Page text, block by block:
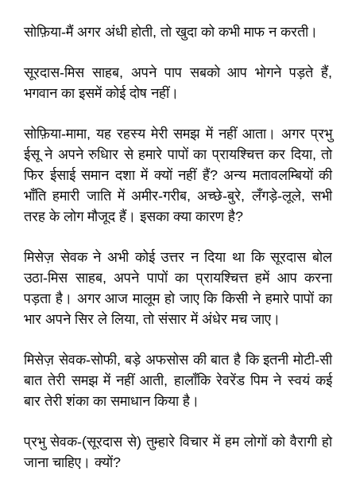
सोफ़िया-मैं अगर अंधी होती, तो खुदा को कभी माफ न करती।
सूरदास-मिस साहब, अपने पाप सबको आप भोगने पड़ते हैं,
भगवान का इसमें कोई दोष नहीं।
सोफ़िया-मामा, यह रहस्य मेरी समझ में नहीं आता। अगर प्रभु
ईसू ने अपने रुधिार से हमारे पापों का प्रायश्चित्त कर दिया, तो
फिर ईसाई समान दशा में क्यों नहीं हैं? अन्य मतावलम्बियों की
भाँति हमारी जाति में अमीर-गरीब, अच्छे-बुरे, लँगड़े-लूले, सभी
तरह के लोग मौजूद हैं। इसका क्या कारण है?
मिसेज़ सेवक ने अभी कोई उत्तर न दिया था कि सूरदास बोल
उठा-मिस साहब, अपने पापों का प्रायश्चित्त हमें आप करना
पड़ता है। अगर आज मालूम हो जाए कि किसी ने हमारे पापों का
भार अपने सिर ले लिया, तो संसार में अंधेर मच जाए।
मिसेज़ सेवक-सोफी, बड़े अफसोस की बात है कि इतनी मोटी-सी
बात तेरी समझ में नहीं आती, हालाँकि रेवरेंड पिम ने स्वयं कई
बार तेरी शंका का समाधान किया है।
प्रभु सेवक-(सूरदास से) तुम्हारे विचार में हम लोगों को वैरागी हो
जाना चाहिए। क्यों?